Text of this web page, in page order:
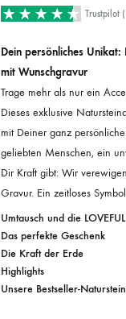
Trustpilot
Dein persönliches
mit Wunschgravur
Trage mehr als nur ein
Dieses exklusive
mit Deiner ganz
geliebten Menschen, ein
Dir Kraft gibt: Wir
Gravur. Ein zeitloses
Umtausch und die
Das perfekte Geschenk
Die Kraft der Erde
Highlights
Unsere Bestseller-